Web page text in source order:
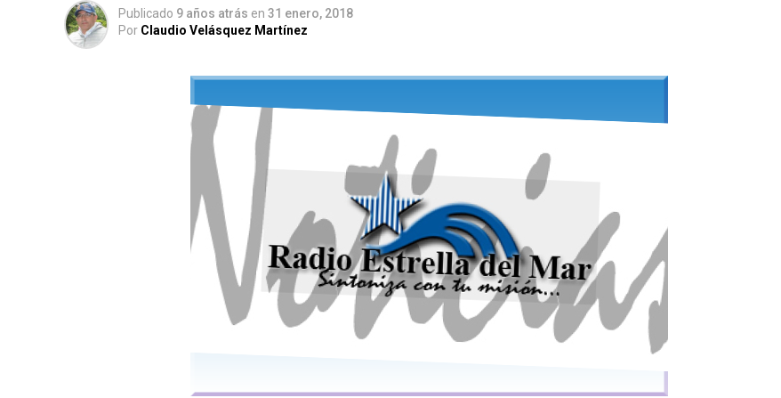
Publicado 9 años atrás en 31 enero, 2018
Por Claudio Velásquez Martínez